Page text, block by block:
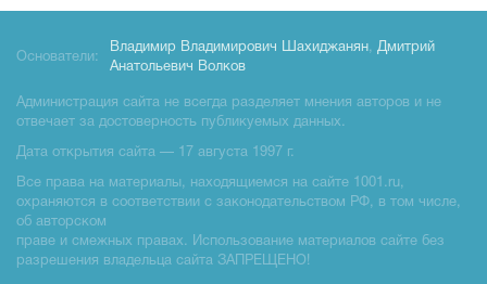
Основатели:
Владимир Владимирович Шахиджанян, Дмитрий
Анатольевич Волков
Администрация сайта не всегда разделяет мнения авторов и не
отвечает за достоверность публикуемых данных.
Дата открытия сайта — 17 августа 1997 г.
Все права на материалы, находящиемся на сайте 1001.ru,
охраняются в соответствии с законодательством РФ, в том числе,
об авторском
праве и смежных правах. Использование материалов сайте без
разрешения владельца сайта ЗАПРЕЩЕНО!